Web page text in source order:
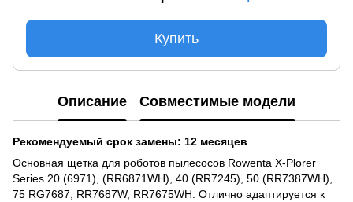
Купить
Описание Совместимые модели
Рекомендуемый срок замены: 12 месяцев
Основная щетка для роботов пылесосов Rowenta X-Plorer
Series 20 (6971), (RR6871WH), 40 (RR7245), 50 (RR7387WH),
75 RG7687, RR7687W, RR7675WH. Отлично адаптируется к